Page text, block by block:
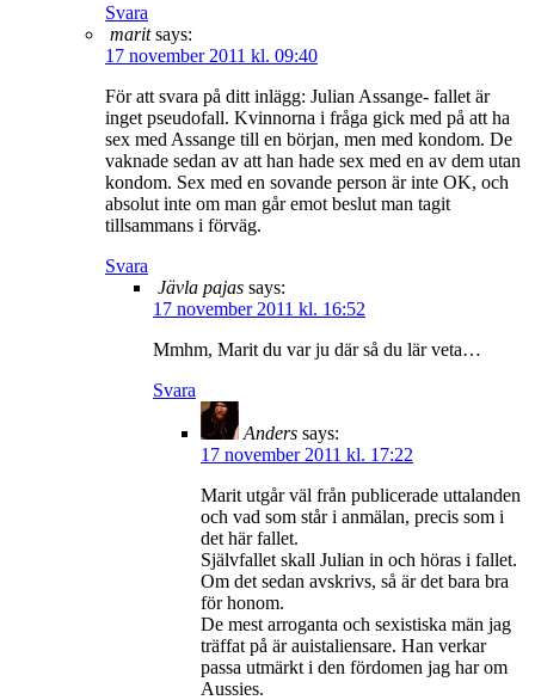
Svara
marit says:
17 november 2011 kl. 09:40
För att svara på ditt inlägg: Julian Assange- fallet är
inget pseudofall. Kvinnorna i fråga gick med på att ha
sex med Assange till en början, men med kondom. De
vaknade sedan av att han hade sex med en av dem utan
kondom. Sex med en sovande person är inte OK, och
absolut inte om man går emot beslut man tagit
tillsammans i förväg.
Svara
Jävla pajas says:
17 november 2011 kl. 16:52
Mmhm, Marit du var ju där så du lär veta…
Svara
Anders says:
17 november 2011 kl. 17:22
Marit utgår väl från publicerade uttalanden
och vad som står i anmälan, precis som i
det här fallet.
Självfallet skall Julian in och höras i fallet.
Om det sedan avskrivs, så är det bara bra
för honom.
De mest arroganta och sexistiska män jag
träffat på är auistaliensare. Han verkar
passa utmärkt i den fördomen jag har om
Aussies.